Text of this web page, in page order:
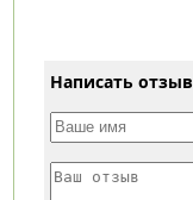
Написать отзыв